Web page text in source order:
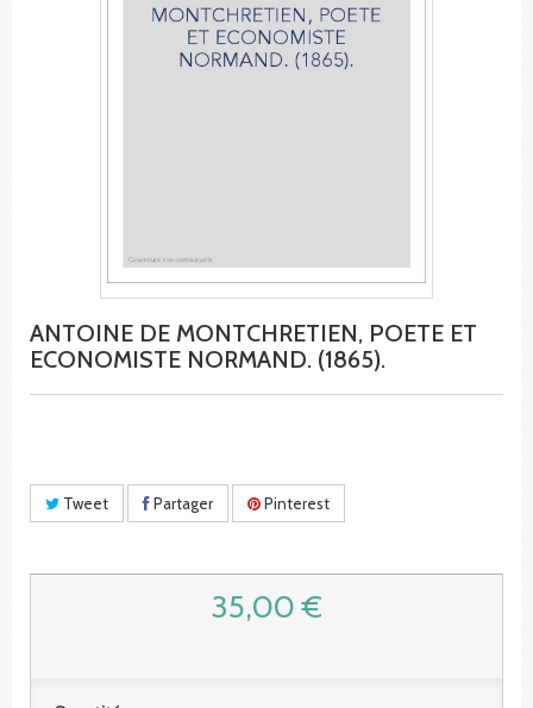
ANTOINE DE MONTCHRETIEN, POETE ET
ECONOMISTE NORMAND. (1865).
Tweet Partager Pinterest
35,00 €